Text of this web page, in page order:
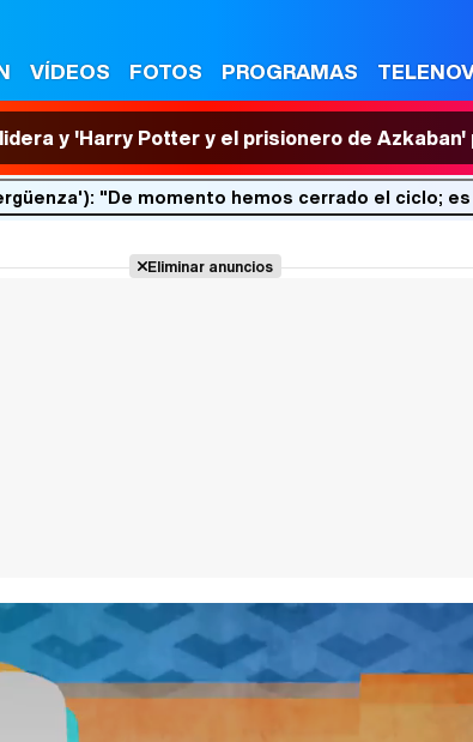
VÍDEOS FOTOS PROGRAMAS
y 'Harry Potter y el prisionero de
"De momento hemos cerrado el ciclo;
Eliminar anuncios